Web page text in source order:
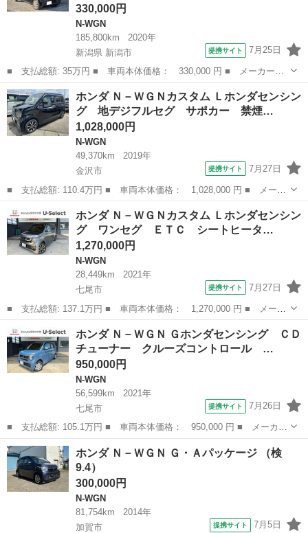
330,000円
N-WGN
185,800km
2020年
新潟県 新潟市
提携サイト 7月25日
■ 支払総額: 35万円 ■ 車両本体価格： 330,000 円 ■ メーカー
名： ホンダ ■ 車種名： Ｎ－ＷＧＮ ■ グレード名： Ｇホンダ
センシング アダプティブ・クルーズ・コントロール／衝突軽減ブレ
ーキ／急アクセル...
新潟 新潟市 N-WGN
ホンダ Ｎ－ＷＧＮカスタム Ｌホンダセンシン
グ 地デジフルセグ サポカー 禁煙…
1,028,000円
N-WGN
49,370km
2019年
金沢市
提携サイト 7月27日
■ 支払総額: 110.4万円 ■ 車両本体価格： 1,028,000 円 ■ メーカ
ー名： ホンダ ■ 車種名： Ｎ－ＷＧＮカスタム ■ グレード
名： Ｌホンダセンシング 地デジフルセグ サポカー 禁煙 １オ
ーナ レーン...
石川 N-WGN
ホンダ Ｎ－ＷＧＮカスタム Ｌホンダセンシン
グ ワンセグ ＥＴＣ シートヒータ…
1,270,000円
N-WGN
28,449km
2021年
七尾市
提携サイト 7月27日
■ 支払総額: 137.1万円 ■ 車両本体価格： 1,270,000 円 ■ メーカ
ー名： ホンダ ■ 車種名： Ｎ－ＷＧＮカスタム ■ グレード
名： Ｌホンダセンシング ワンセグ ＥＴＣ シートヒーター Ｕ
ＳＢジャック...
石川 N-WGN
ホンダ Ｎ－ＷＧＮ Ｇホンダセンシング ＣＤ
チューナー クルーズコントロール …
950,000円
N-WGN
56,599km
2021年
七尾市
提携サイト 7月26日
■ 支払総額: 105.1万円 ■ 車両本体価格： 950,000 円 ■ メーカー
名： ホンダ ■ 車種名： Ｎ－ＷＧＮ ■ グレード名： Ｇホンダ
センシング ＣＤチューナー クルーズコントロール レーンキープ
アシスト ...
石川 七尾市 N-WGN
ホンダ Ｎ－ＷＧＮ Ｇ・Ａパッケージ （検
9.4）
300,000円
N-WGN
81,754km
2014年
加賀市
提携サイト 7月5日